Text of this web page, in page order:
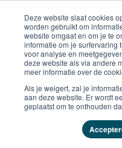
Deze website slaat cookies
worden gebruikt om
website omgaat en om je te
informatie om je surfervaring
voor analyse en
deze website als via andere
meer informatie over de
Als je weigert, zal je
aan deze website. Er wordt
geplaatst om te onthouden